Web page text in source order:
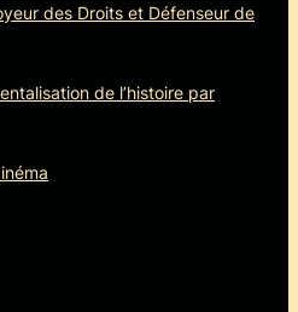
des Droits et Défenseur de
de l’histoire par